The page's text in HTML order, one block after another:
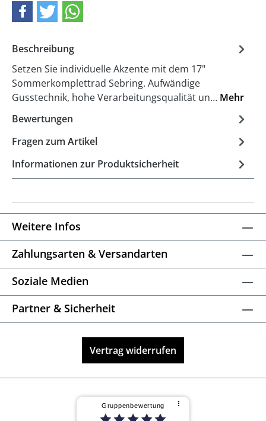
Beschreibung
Setzen Sie individuelle Akzente mit dem 17"
Sommerkomplettrad Sebring. Aufwändige
Gusstechnik, hohe Verarbeitungsqualität un… Mehr
Bewertungen
Fragen zum Artikel
Informationen zur Produktsicherheit
Weitere Infos
Zahlungsarten & Versandarten
Soziale Medien
Partner & Sicherheit
Vertrag widerrufen